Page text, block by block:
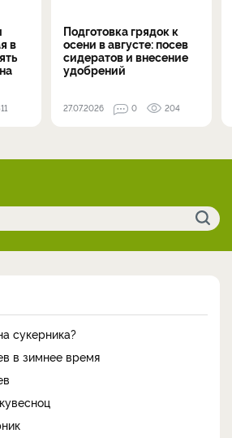
в
Подготовка грядок к
осени в августе: посев
сидератов и внесение
удобрений
27.07.2026 0 204
сукерника?
в зимнее время